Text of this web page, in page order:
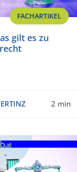
FACHARTIKEL
gilt es zu
2 min